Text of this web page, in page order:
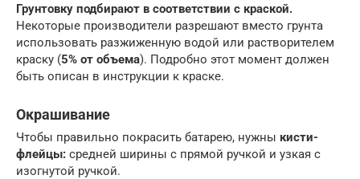
Грунтовку подбирают в соответствии с краской.
Некоторые производители разрешают вместо грунта
использовать разжиженную водой или растворителем
краску (5% от объема). Подробно этот момент должен
быть описан в инструкции к краске.
Окрашивание
Чтобы правильно покрасить батарею, нужны кисти-
флейцы: средней ширины с прямой ручкой и узкая с
изогнутой ручкой.